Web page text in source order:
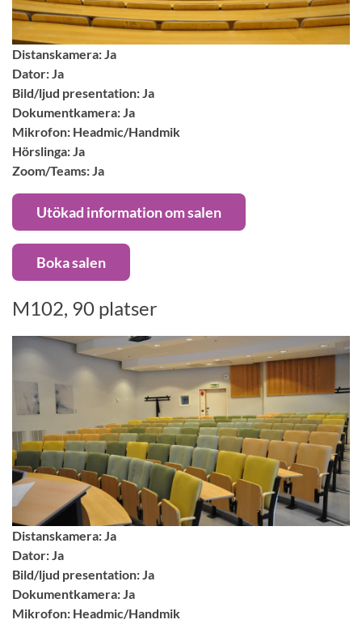
Distanskamera: Ja
Dator: Ja
Bild/ljud presentation: Ja
Dokumentkamera: Ja
Mikrofon: Headmic/Handmik
Hörslinga: Ja
Zoom/Teams: Ja
Utökad information om salen
Boka salen
M102, 90 platser
Distanskamera: Ja
Dator: Ja
Bild/ljud presentation: Ja
Dokumentkamera: Ja
Mikrofon: Headmic/Handmik